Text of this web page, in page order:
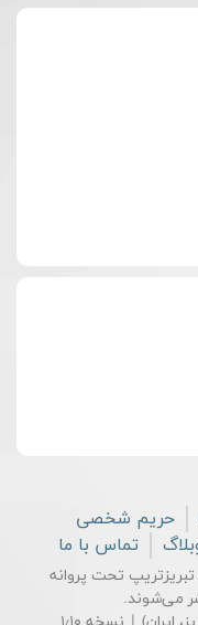
حریم شخصی
تماس با ما
می‌شوند.